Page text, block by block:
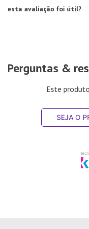
esta avaliação foi útil?
Perguntas &
Este
SEJA O